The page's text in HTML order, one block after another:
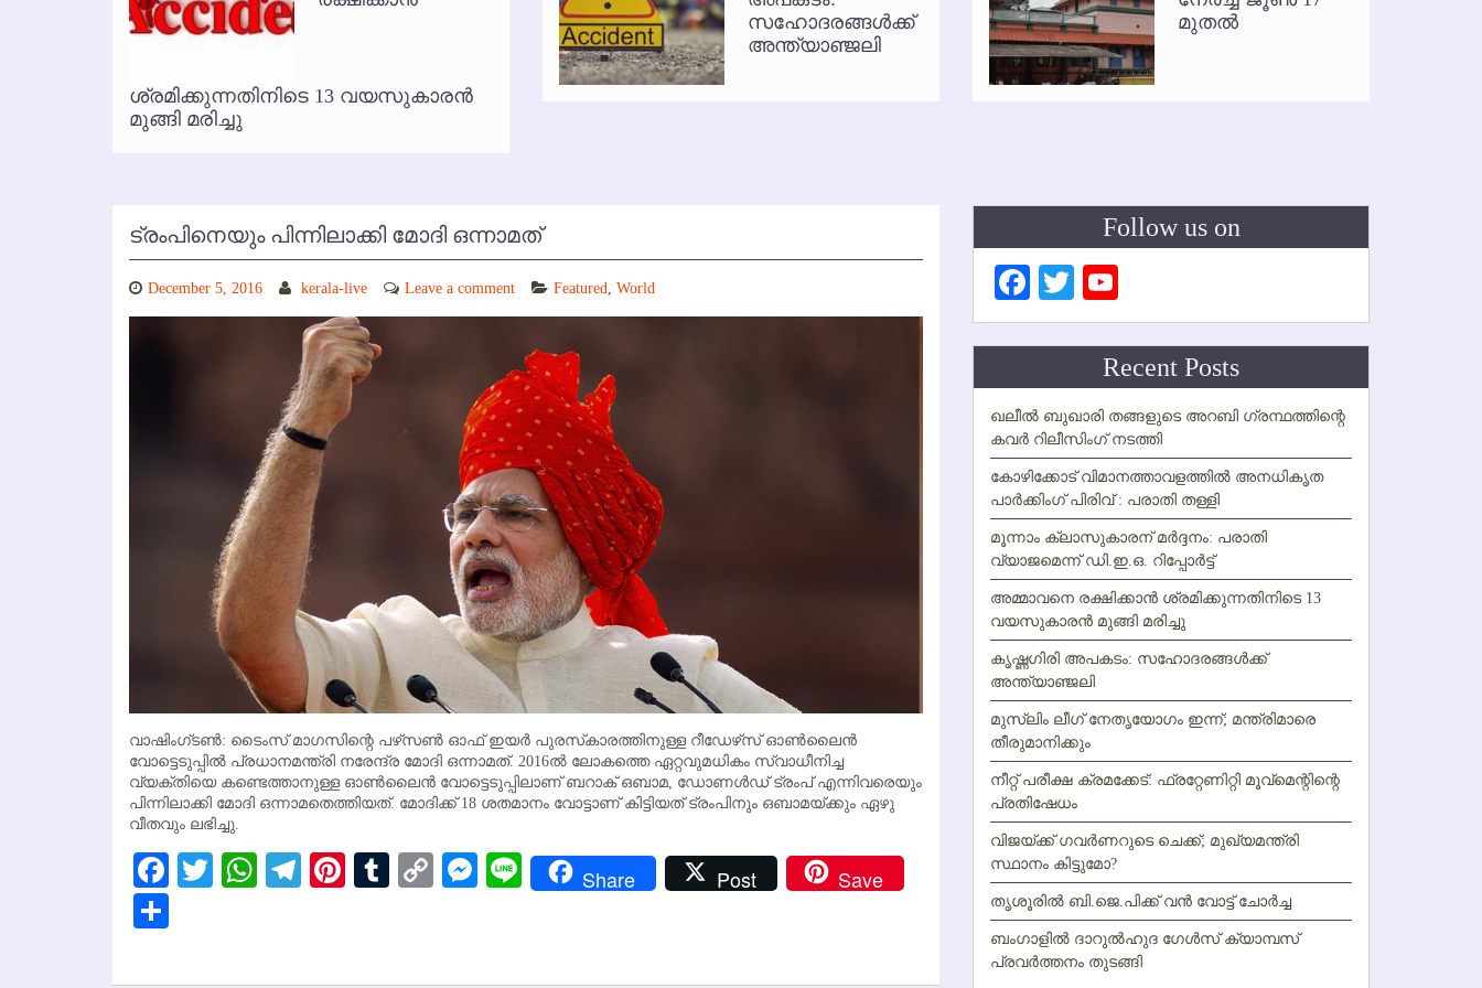
കോഴിക്കോട് വിമാനത്താവളത്തില്‍ അനധികൃത പാര്‍ക്കിംഗ് പിരിവ് : പരാതി തള്ളി
ശ്രമിക്കുന്നതിനിടെ 13 വയസുകാരന്‍
മുങ്ങി മരിച്ചു
സഹോദരങ്ങള്‍ക്ക്
അന്ത്യാഞ്ജലി
മുതല്‍
ട്രംപിനെയും പിന്നിലാക്കി മോദി ഒന്നാമത്
December 5, 2016 kerala-live Leave a comment Featured, World
വാഷിംഗ്ടണ്‍: ടൈംസ് മാഗസിന്റെ പഴ്‌സണ്‍ ഓഫ് ഇയര്‍ പുരസ്‌കാരത്തിനുള്ള റീഡേഴ്‌സ് ഓണ്‍ലൈന്‍
വോട്ടെടുപ്പില്‍ പ്രധാനമന്ത്രി നരേന്ദ്ര മോദി ഒന്നാമത്. 2016ല്‍ ലോകത്തെ ഏറ്റവുമധികം സ്വാധീനിച്ച
വ്യക്തിയെ കണ്ടെത്താനുള്ള ഓണ്‍ലൈന്‍ വോട്ടെടുപ്പിലാണ് ബറാക് ഒബാമ, ഡോണള്‍ഡ് ട്രംപ് എന്നിവരെയും
പിന്നിലാക്കി മോദി ഒന്നാമതെത്തിയത്. മോദിക്ക് 18 ശതമാനം വോട്ടാണ് കിട്ടിയത് ട്രംപിനും ഒബാമയ്ക്കും ഏഴു
വീതവും ലഭിച്ചു.
Facebook
TwitterWhatsApp
Telegram
Pinterest
Tumblr
CopyMessenger
LineShare Post Save
Follow us on
Facebook
Twitter
Channel
Recent Posts
ഖലീല്‍ ബുഖാരി തങ്ങളുടെ അറബി ഗ്രന്ഥത്തിന്റെ
കവര്‍ റിലീസിംഗ് നടത്തി
കോഴിക്കോട് വിമാനത്താവളത്തില്‍ അനധികൃത
പാര്‍ക്കിംഗ് പിരിവ് : പരാതി തള്ളി
മൂന്നാം ക്ലാസുകാരന് മര്‍ദ്ദനം: പരാതി
വ്യാജമെന്ന് ഡി.ഇ.ഒ. റിപ്പോര്‍ട്ട്
അമ്മാവനെ രക്ഷിക്കാന്‍ ശ്രമിക്കുന്നതിനിടെ 13
വയസുകാരന്‍ മുങ്ങി മരിച്ചു
കൃഷ്ണഗിരി അപകടം: സഹോദരങ്ങള്‍ക്ക്
അന്ത്യാഞ്ജലി
മുസ്ലിം ലീഗ് നേതൃയോഗം ഇന്ന്; മന്ത്രിമാരെ
തീരുമാനിക്കും
നീറ്റ് പരീക്ഷ ക്രമക്കേട്: ഫ്രറ്റേണിറ്റി മൂവ്‌മെന്റിന്റെ
പ്രതിഷേധം
വിജയ്ക്ക് ഗവര്‍ണറുടെ ചെക്ക്; മുഖ്യമന്ത്രി
സ്ഥാനം കിട്ടുമോ?
തൃശൂരില്‍ ബി.ജെ.പിക്ക് വന്‍ വോട്ട് ചോര്‍ച്ച
ബംഗാളില്‍ ദാറുല്‍ഹുദ ഗേള്‍സ് ക്യാമ്പസ്
പ്രവര്‍ത്തനം തുടങ്ങി